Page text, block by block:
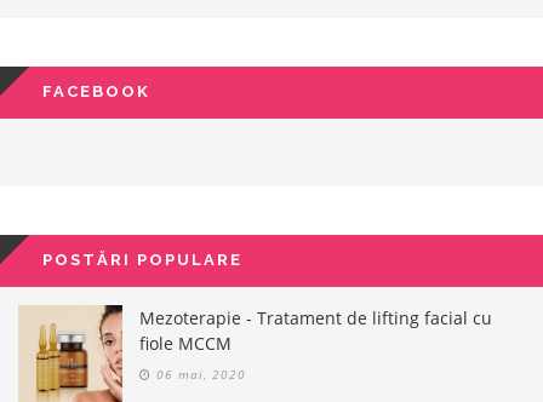
FACEBOOK
POSTĂRI POPULARE
Mezoterapie - Tratament de lifting facial cu
fiole MCCM
06 mai, 2020